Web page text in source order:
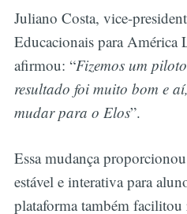
Juliano Costa, vice-
Educacionais para América
afirmou: “Fizemos um
resultado foi muito bom e
mudar para o Elos”.
Essa mudança
estável e interativa para
plataforma também facilitou